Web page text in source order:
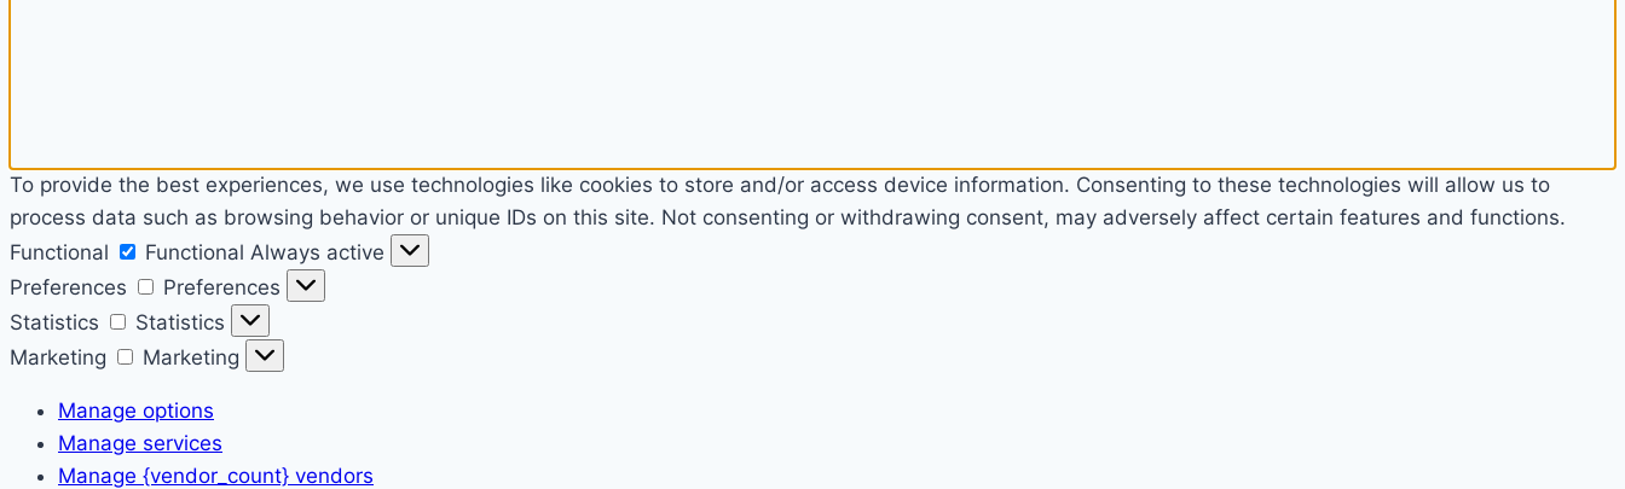
To provide the best experiences, we use technologies like cookies to store and/or access device information. Consenting to these technologies will allow us to
process data such as browsing behavior or unique IDs on this site. Not consenting or withdrawing consent, may adversely affect certain features and functions.
Functional
Functional Always active
Preferences
Preferences
Statistics
Statistics
Marketing
Marketing
Manage options
Manage services
Manage {vendor_count} vendors